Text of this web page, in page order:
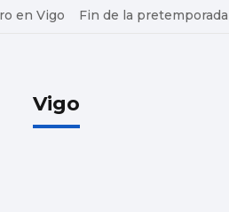
en Vigo Fin de la
Vigo